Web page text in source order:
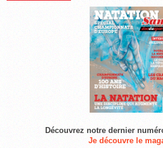
Découvrez notre dernier
Je découvre le